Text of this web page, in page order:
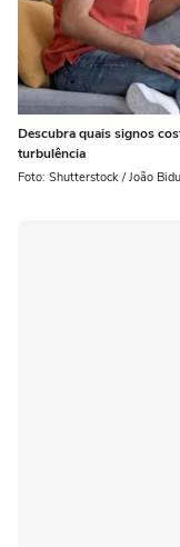
Descubra quais signos
turbulência
Foto: Shutterstock / João Bidu